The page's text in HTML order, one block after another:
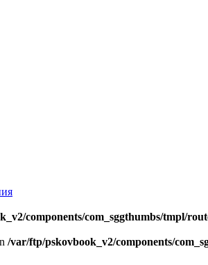
components/com_sggthumbs/tmpl/
/var/ftp/pskovbook_v2/components/